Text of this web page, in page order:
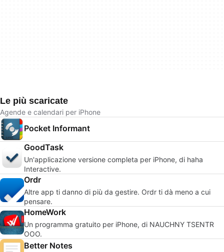
Le più scaricate
Agende e calendari per iPhone
Pocket Informant
GoodTask
Un'applicazione versione completa per iPhone, di haha
Interactive.
Ordr
Altre app ti danno di più da gestire. Ordr ti dà meno a cui
pensare.
HomeWork
Un programma gratuito per iPhone, di NAUCHNY TSENTR
OOO.
Better Notes